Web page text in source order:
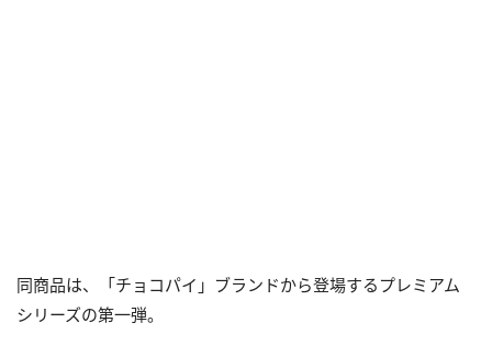
同商品は、「チョコパイ」ブランドから登場するプレミアム
シリーズの第一弾。